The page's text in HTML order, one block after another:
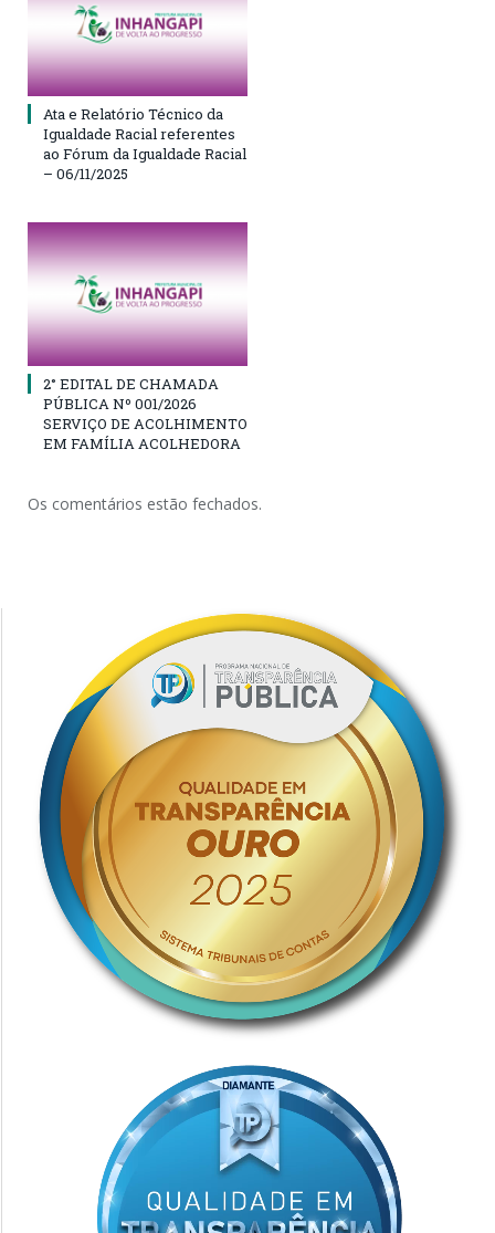
Ata e Relatório Técnico da
Igualdade Racial referentes
ao Fórum da Igualdade Racial
– 06/11/2025
2° EDITAL DE CHAMADA
PÚBLICA Nº 001/2026
SERVIÇO DE ACOLHIMENTO
EM FAMÍLIA ACOLHEDORA
Os comentários estão fechados.